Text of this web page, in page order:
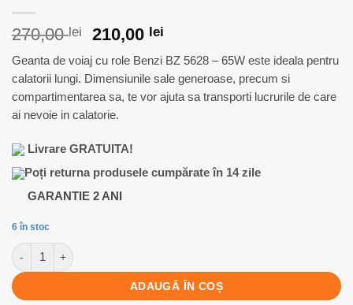
270,00lei
Prețul
inițial
a
fost:
270,00 lei.
210,00 leiPrețul
curent
este:
210,00 lei.
Geanta de voiaj cu role Benzi BZ 5628 – 65W este ideala pentru
calatorii lungi. Dimensiunile sale generoase, precum si
compartimentarea sa, te vor ajuta sa transporti lucrurile de care
ai nevoie in calatorie.
Livrare GRATUITA!
Poți returna produsele cumpărate în 14 zile
GARANTIE 2 ANI
6 în stoc
Cantitate Geanta de voiaj cu role Benzi BZ5519, ANTRACIT
ADAUGĂ ÎN COȘ